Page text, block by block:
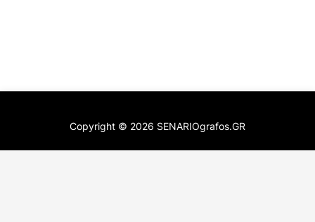
Copyright © 2026 SENARIOgrafos.GR